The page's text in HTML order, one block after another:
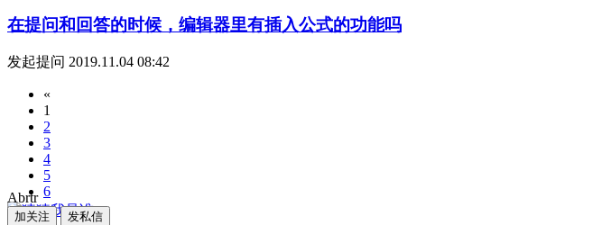
在提问和回答的时候，编辑器里有插入公式的功能吗
发起提问 2019.11.04 08:42
«
1
2
3
4
5
6
»
Abrtr
加关注 发私信